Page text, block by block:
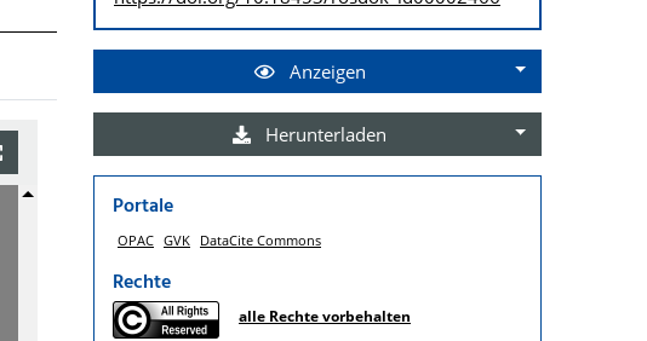
Anzeigen
Herunterladen
Portale
OPAC GVK DataCite Commons
Rechte
alle Rechte vorbehalten